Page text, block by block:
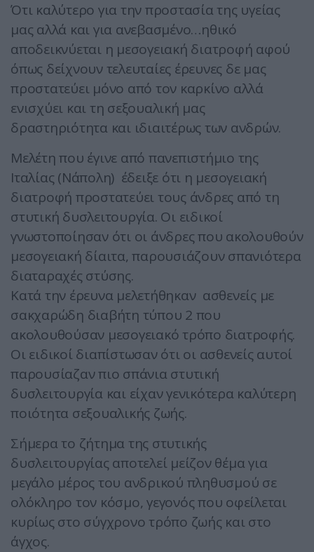
Ότι καλύτερο για την προστασία της υγείας
μας αλλά και για ανεβασμένο…ηθικό
αποδεικνύεται η μεσογειακή διατροφή αφού
όπως δείχνουν τελευταίες έρευνες δε μας
προστατεύει μόνο από τον καρκίνο αλλά
ενισχύει και τη σεξουαλική μας
δραστηριότητα και ιδιαιτέρως των ανδρών.
Μελέτη που έγινε από πανεπιστήμιο της
Ιταλίας (Νάπολη) έδειξε ότι η μεσογειακή
διατροφή προστατεύει τους άνδρες από τη
στυτική δυσλειτουργία. Οι ειδικοί
γνωστοποίησαν ότι οι άνδρες που ακολουθούν
μεσογειακή δίαιτα, παρουσιάζουν σπανιότερα
διαταραχές στύσης.
Κατά την έρευνα μελετήθηκαν ασθενείς με
σακχαρώδη διαβήτη τύπου 2 που
ακολουθούσαν μεσογειακό τρόπο διατροφής.
Οι ειδικοί διαπίστωσαν ότι οι ασθενείς αυτοί
παρουσίαζαν πιο σπάνια στυτική
δυσλειτουργία και είχαν γενικότερα καλύτερη
ποιότητα σεξουαλικής ζωής.
Σήμερα το ζήτημα της στυτικής
δυσλειτουργίας αποτελεί μείζον θέμα για
μεγάλο μέρος του ανδρικού πληθυσμού σε
ολόκληρο τον κόσμο, γεγονός που οφείλεται
κυρίως στο σύγχρονο τρόπο ζωής και στο
άγχος.